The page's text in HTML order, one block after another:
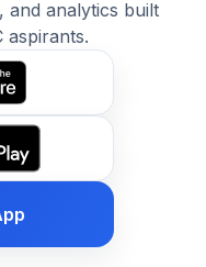
and analytics built
aspirants.